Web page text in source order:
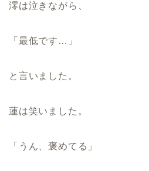
澪は泣きながら、
「最低です…」
と言いました。
蓮は笑いました。
「うん、褒めてる」